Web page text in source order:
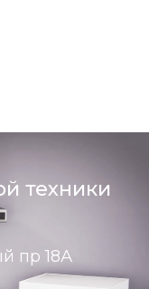
техники
пр 18А